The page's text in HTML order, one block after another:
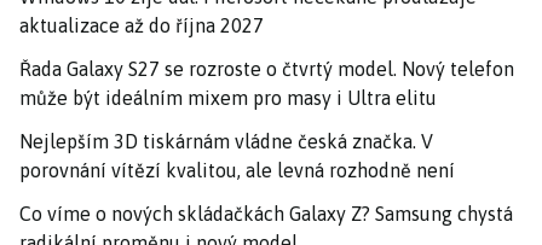
aktualizace až do října 2027
Řada Galaxy S27 se rozroste o čtvrtý model. Nový telefon
může být ideálním mixem pro masy i Ultra elitu
Nejlepším 3D tiskárnám vládne česká značka. V
porovnání vítězí kvalitou, ale levná rozhodně není
Co víme o nových skládačkách Galaxy Z? Samsung chystá